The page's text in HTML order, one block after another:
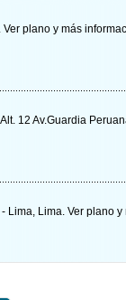
Ver plano y más
12 Av.Guardia
Lima, Lima. Ver plano y